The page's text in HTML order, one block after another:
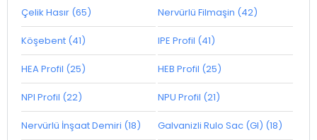
Çelik Hasır (65) Nervürlü Filmaşin (42)
Köşebent (41) IPE Profil (41)
HEA Profil (25) HEB Profil (25)
NPI Profil (22) NPU Profil (21)
Nervürlü İnşaat Demiri (18) Galvanizli Rulo Sac (GI) (18)